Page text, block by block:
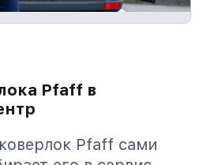
Pfaff в
Pfaff сами